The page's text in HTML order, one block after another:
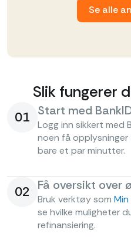
Se alle
Slik fungerer
01 Start med
Logg inn sikkert med
noen få opplysninger
bare et par minutter.
02 Få oversikt over
Bruk verktøy som Min
se hvilke muligheter
refinansiering.